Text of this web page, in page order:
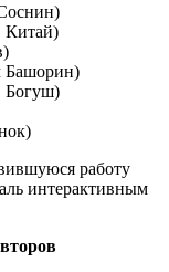
Китай)
Башорин)
Богуш)
работу
интерактивным